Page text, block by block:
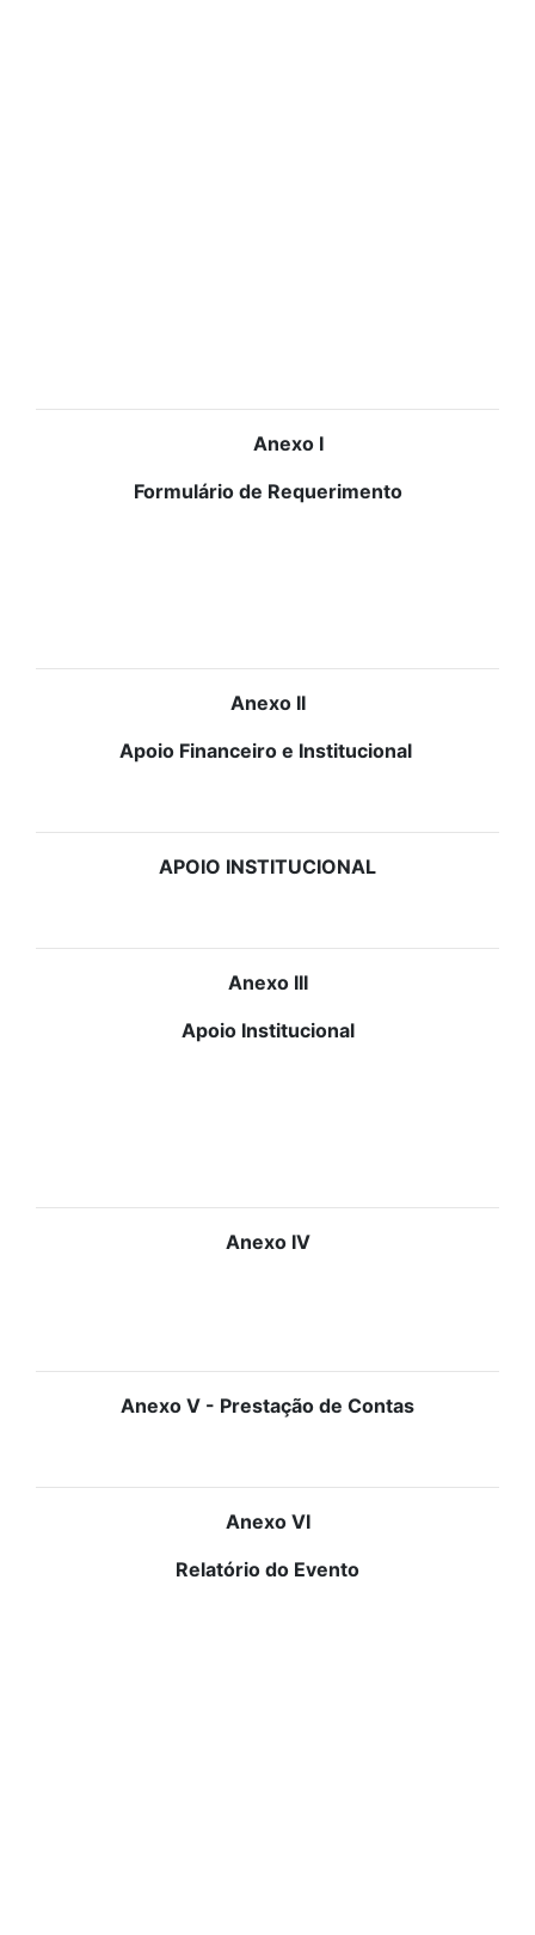
Anexo I
Formulário de Requerimento
Anexo II
Apoio Financeiro e Institucional
APOIO INSTITUCIONAL
Anexo III
Apoio Institucional
Anexo IV
Anexo V - Prestação de Contas
Anexo VI
Relatório do Evento